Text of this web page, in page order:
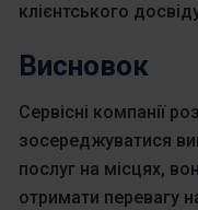
клієнтського
Висновок
Сервісні компанії
зосереджуватися
послуг на місцях,
отримати перевагу